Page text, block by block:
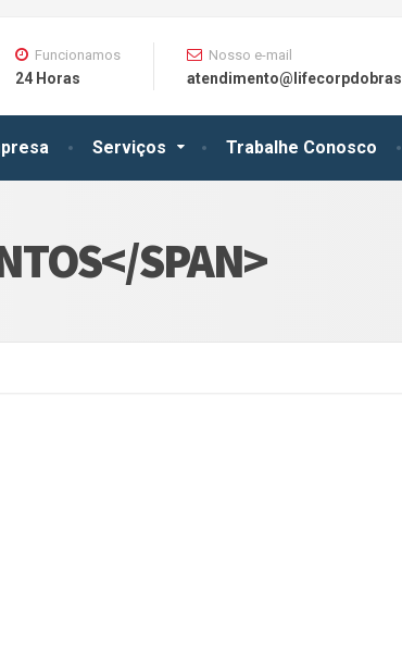
Serviços Trabalhe Conosco
Funcionamos
24 Horas
Nosso e-mail
SPAN>